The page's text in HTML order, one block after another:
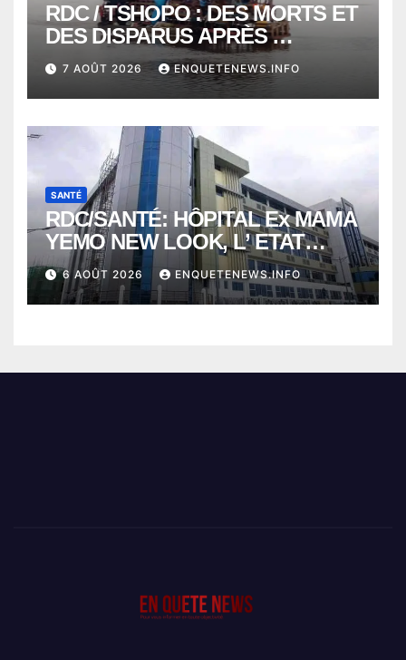
RDC / TSHOPO : DES MORTS ET
DES DISPARUS APRÈS
NAUFRAGE D’UNE BALEINIERE
À QUELQUES KILOMÈTRES DE
KISANGANI
7 AOÛT 2026 ENQUETENEWS.INFO
SANTÉ
RDC/SANTÉ: HÔPITAL Ex MAMA
YEMO NEW LOOK, L’ ETAT
PERD LE CONTROLE
6 AOÛT 2026 ENQUETENEWS.INFO